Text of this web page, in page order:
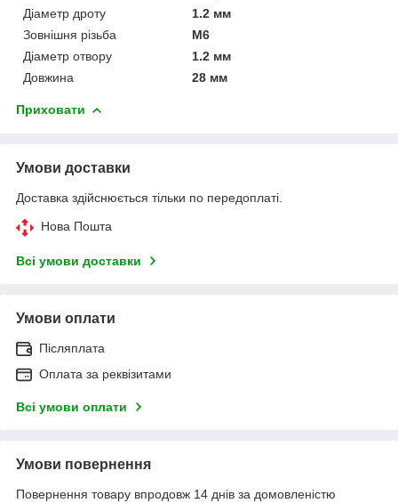
Діаметр дроту
1.2 мм
Зовнішня різьба
M6
Діаметр отвору
1.2 мм
Довжина
28 мм
Приховати
Умови доставки
Доставка здійснюється тільки по передоплаті.
Нова Пошта
Всі умови доставки
Умови оплати
Післяплата
Оплата за реквізитами
Всі умови оплати
Умови повернення
Повернення товару впродовж 14 днів за домовленістю